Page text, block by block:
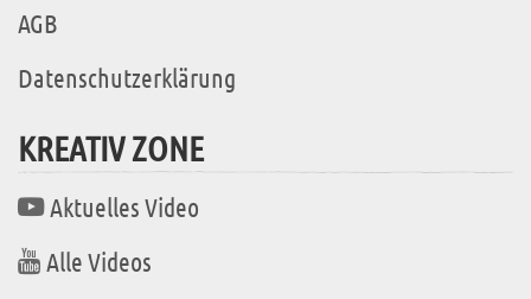
AGB
Datenschutzerklärung
KREATIV ZONE
Aktuelles Video
Alle Videos